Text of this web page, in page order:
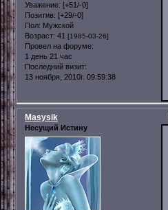
Уважение: [+51/-0]
Позитив: [+29/-0]
Пол: Мужской
Возраст: 41 [1985-03-26]
Провел на форуме:
1 день 21 час
Последний визит:
13 ноября, 2010г. 09:59:38
Masysik
Несущий Истину